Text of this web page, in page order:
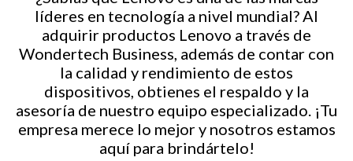
líderes en tecnología a nivel mundial? Al
adquirir productos Lenovo a través de
Wondertech Business, además de contar con
la calidad y rendimiento de estos
dispositivos, obtienes el respaldo y la
asesoría de nuestro equipo especializado. ¡Tu
empresa merece lo mejor y nosotros estamos
aquí para brindártelo!